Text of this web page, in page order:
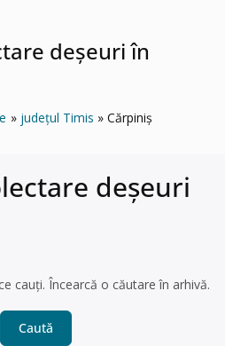
deșeuri în
județul Timis Cărpiniş
deșeuri
cauți. Încearcă o căutare în arhivă.